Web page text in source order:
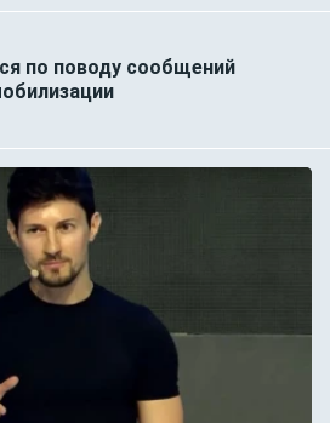
по поводу сообщений